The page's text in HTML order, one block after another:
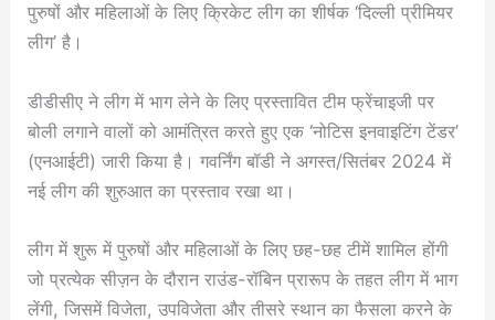
पुरुषों और महिलाओं के लिए क्रिकेट लीग का शीर्षक ‘दिल्ली प्रीमियर
लीग’ है।
डीडीसीए ने लीग में भाग लेने के लिए प्रस्तावित टीम फ्रेंचाइजी पर
बोली लगाने वालों को आमंत्रित करते हुए एक ‘नोटिस इनवाइटिंग टेंडर’
(एनआईटी) जारी किया है। गवर्निंग बॉडी ने अगस्त/सितंबर 2024 में
नई लीग की शुरुआत का प्रस्ताव रखा था।
लीग में शुरू में पुरुषों और महिलाओं के लिए छह-छह टीमें शामिल होंगी
जो प्रत्येक सीज़न के दौरान राउंड-रॉबिन प्रारूप के तहत लीग में भाग
लेंगी, जिसमें विजेता, उपविजेता और तीसरे स्थान का फैसला करने के